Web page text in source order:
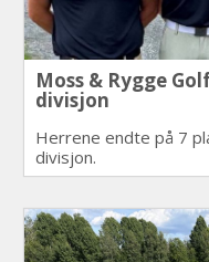
Moss & Rygge
divisjon
Herrene endte på 7
divisjon.